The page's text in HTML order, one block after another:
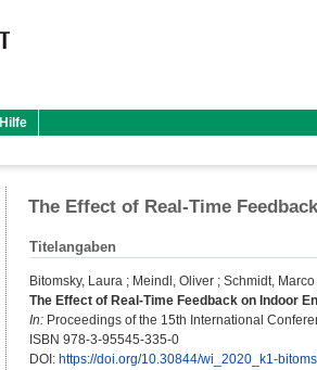
Hilfe
The Effect of Real-Time
Titelangaben
Bitomsky, Laura ; Meindl, Oliver ; Schmidt, Marco
The Effect of Real-Time Feedback on Indoor
In: Proceedings of the 15th International
ISBN 978-3-95545-335-0
DOI: https://doi.org/10.30844/wi_2020_k1-